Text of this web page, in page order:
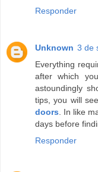
Responder
Unknown 3 de
Everything
after which
astoundingly
tips, you will
doors . In like
days before
Responder